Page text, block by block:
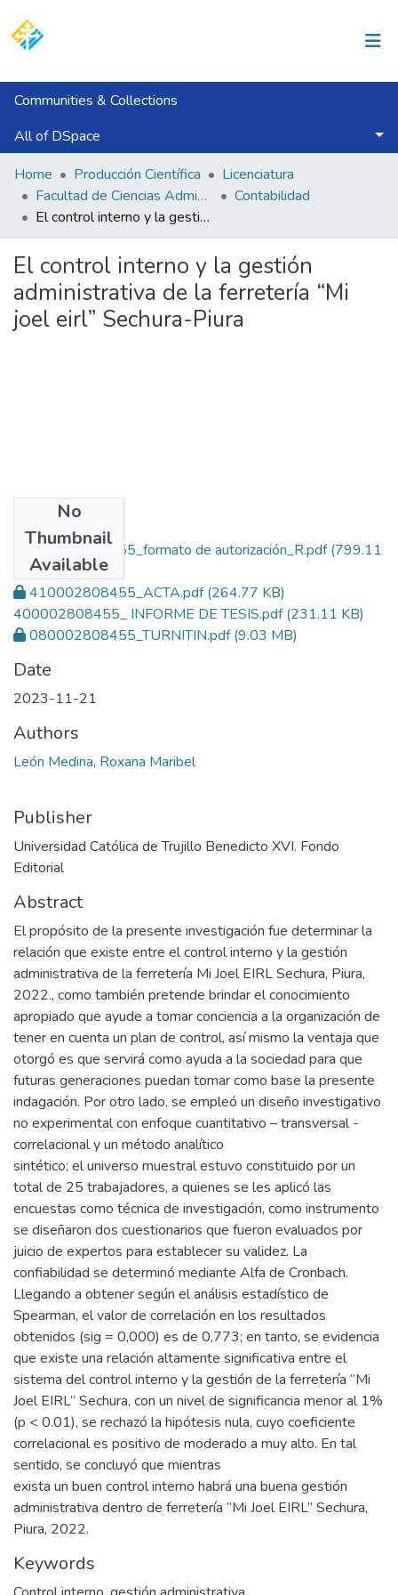
Communities & Collections
All of DSpace
Statistics
Home Producción Científica
Licenciatura
Facultad de Ciencias Administrativas y Económicas
Contabilidad
El control interno y la gestión administrativa de la ferretería “Mi joel eirl” Sechura-Piura
El control interno y la gestión
administrativa de la ferretería “Mi
joel eirl” Sechura-Piura
No
Thumbnail
Available
550002808455_formato de autorización_R.pdf(799.11
KB)
410002808455_ACTA.pdf(264.77 KB)
400002808455_ INFORME DE TESIS.pdf(231.11 KB)
080002808455_TURNITIN.pdf(9.03 MB)
Date
2023-11-21
Authors
León Medina, Roxana Maribel
Publisher
Universidad Católica de Trujillo Benedicto XVI. Fondo
Editorial
Abstract
El propósito de la presente investigación fue determinar la
relación que existe entre el control interno y la gestión
administrativa de la ferretería Mi Joel EIRL Sechura, Piura,
2022., como también pretende brindar el conocimiento
apropiado que ayude a tomar conciencia a la organización de
tener en cuenta un plan de control, así mismo la ventaja que
otorgó es que servirá como ayuda a la sociedad para que
futuras generaciones puedan tomar como base la presente
indagación. Por otro lado, se empleó un diseño investigativo
no experimental con enfoque cuantitativo – transversal -
correlacional y un método analítico
sintético; el universo muestral estuvo constituido por un
total de 25 trabajadores, a quienes se les aplicó las
encuestas como técnica de investigación, como instrumento
se diseñaron dos cuestionarios que fueron evaluados por
juicio de expertos para establecer su validez. La
confiabilidad se determinó mediante Alfa de Cronbach.
Llegando a obtener según el análisis estadístico de
Spearman, el valor de correlación en los resultados
obtenidos (sig = 0,000) es de 0,773; en tanto, se evidencia
que existe una relación altamente significativa entre el
sistema del control interno y la gestión de la ferretería “Mi
Joel EIRL” Sechura, con un nivel de significancia menor al 1%
(p < 0.01), se rechazó la hipótesis nula, cuyo coeficiente
correlacional es positivo de moderado a muy alto. En tal
sentido, se concluyó que mientras
exista un buen control interno habrá una buena gestión
administrativa dentro de ferretería “Mi Joel EIRL” Sechura,
Piura, 2022.
Keywords